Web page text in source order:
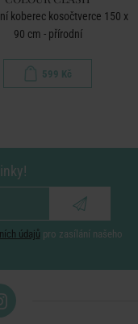
koberec kosočtverce 150 x
90 cm - přírodní
599 Kč
údajů pro zasílání našeho